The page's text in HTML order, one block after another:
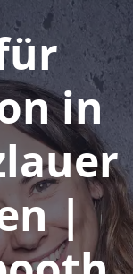
in
|